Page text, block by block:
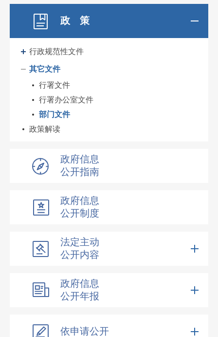
政 策
行政规范性文件
其它文件
行署文件
行署办公室文件
部门文件
政策解读
政府信息
公开指南
政府信息
公开制度
法定主动
公开内容
政府信息
公开年报
依申请公开